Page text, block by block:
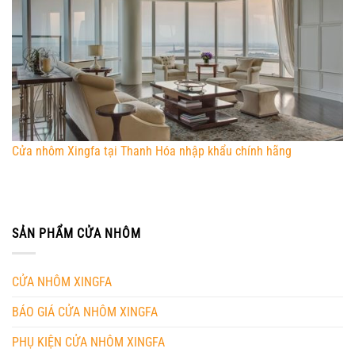
Cửa nhôm Xingfa tại Thanh Hóa nhập khẩu chính hãng
SẢN PHẨM CỬA NHÔM
CỬA NHÔM XINGFA
BÁO GIÁ CỬA NHÔM XINGFA
PHỤ KIỆN CỬA NHÔM XINGFA